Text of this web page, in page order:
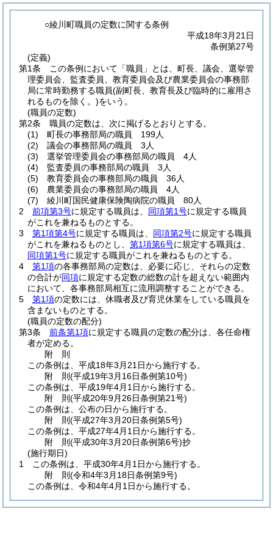
○綾川町職員の定数に関する条例
平成18年3月21日
条例第27号
(定義)
第1条
この条例において「職員」とは、町長、議会、選挙管
理委員会、監査委員、教育委員会及び農業委員会の事務部
局に常時勤務する職員(副町長、教育長及び臨時的に雇用さ
れるものを除く。)をいう。
(職員の定数)
第2条
職員の定数は、次に掲げるとおりとする。
(1)
町長の事務部局の職員 199人
(2)
議会の事務部局の職員 3人
(3)
選挙管理委員会の事務部局の職員 4人
(4)
監査委員の事務部局の職員 3人
(5)
教育委員会の事務部局の職員 36人
(6)
農業委員会の事務部局の職員 4人
(7)
綾川町国民健康保険陶病院の職員 80人
2
前項第3号に規定する職員は、 同項第1号に規定する職員
がこれを兼ねるものとする。
3
第1項第4号に規定する職員は、 同項第2号に規定する職員
がこれを兼ねるものとし、 第1項第6号に規定する職員は、
同項第1号に規定する職員がこれを兼ねるものとする。
4
第1項の各事務部局の定数は、必要に応じ、それらの定数
の合計が同項に規定する定数の総数の計を超えない範囲内
において、各事務部局相互に流用調整することができる。
5
第1項の定数には、休職者及び育児休業をしている職員を
含まないものとする。
(職員の定数の配分)
第3条
前条第1項に規定する職員の定数の配分は、各任命権
者が定める。
附 則
この条例は、平成18年3月21日から施行する。
附 則(平成19年3月16日条例第10号)
この条例は、平成19年4月1日から施行する。
附 則(平成20年9月26日条例第21号)
この条例は、公布の日から施行する。
附 則(平成27年3月20日条例第5号)
この条例は、平成27年4月1日から施行する。
附 則(平成30年3月20日条例第6号)抄
(施行期日)
1
この条例は、平成30年4月1日から施行する。
附 則(令和4年3月18日条例第9号)
この条例は、令和4年4月1日から施行する。